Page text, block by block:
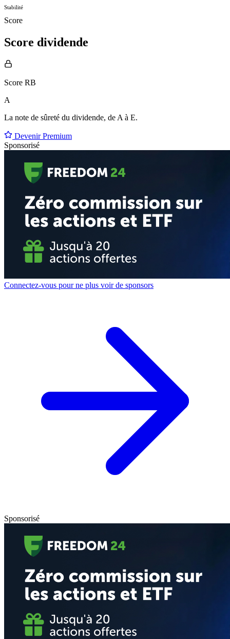
Stabilité
Score
Score dividende
Score RB
A
La note de sûreté du dividende, de A à E.
Devenir Premium
Sponsorisé
Connectez-vous pour ne plus voir de sponsors
Sponsorisé